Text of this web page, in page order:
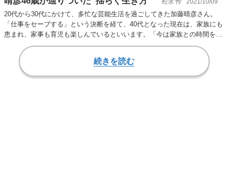
松永 怜 2021/10/09
20代から30代にかけて、多忙な芸能生活を過ごしてきた加藤晴彦さん。
「仕事をセーブする」という決断を経て、40代となった現在は、家族にも
恵まれ、家事も育児も楽しんでいるといいます。「今は家族との時間を大
切にしたい」…
続きを読む